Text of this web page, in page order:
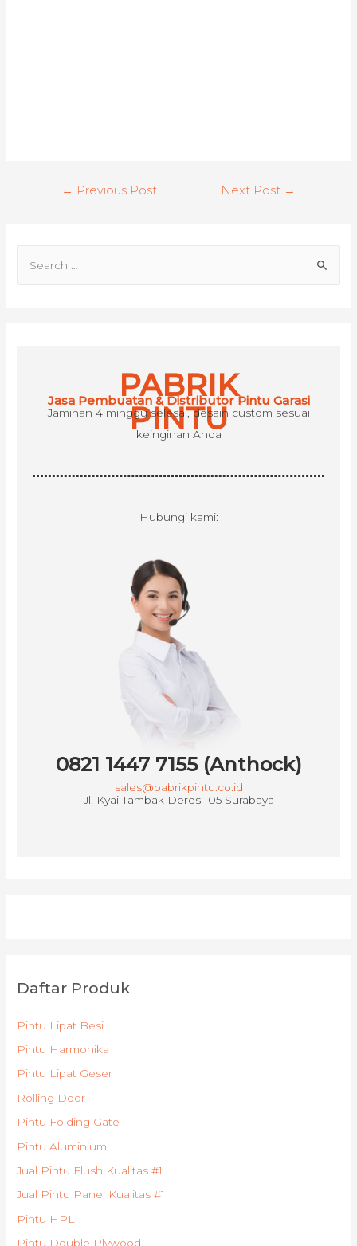
← Previous Post Next Post →
PABRIK
PINTU
Jasa Pembuatan & Distributor Pintu Garasi
Jaminan 4 minggu selesai, desain custom sesuai
keinginan Anda
Hubungi kami:
0821 1447 7155 (Anthock)
sales@pabrikpintu.co.id
Jl. Kyai Tambak Deres 105 Surabaya
Daftar Produk
Pintu Lipat Besi
Pintu Harmonika
Pintu Lipat Geser
Rolling Door
Pintu Folding Gate
Pintu Aluminium
Jual Pintu Flush Kualitas #1
Jual Pintu Panel Kualitas #1
Pintu HPL
Pintu Double Plywood